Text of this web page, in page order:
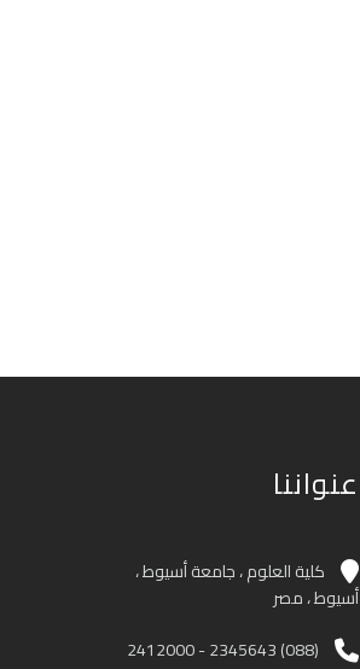
عنواننا
كلية العلوم ، جامعة أسيوط ،
أسيوط ، مصر
(088) 2345643 - 2412000